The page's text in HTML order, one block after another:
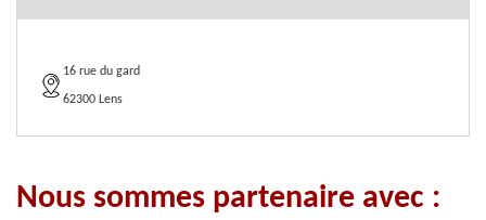
16 rue du gard
62300 Lens
Nous sommes partenaire avec :